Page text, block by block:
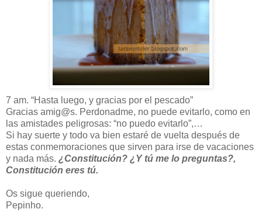
7 am. “Hasta luego, y gracias por el pescado”
Gracias amig@s. Perdonadme, no puede evitarlo, como en
las amistades peligrosas: “no puedo evitarlo”,…
Si hay suerte y todo va bien estaré de vuelta después de
estas conmemoraciones que sirven para irse de vacaciones
y nada más. ¿Constitución? ¿Y tú me lo preguntas?,
Constitución eres tú.
Os sigue queriendo,
Pepinho.